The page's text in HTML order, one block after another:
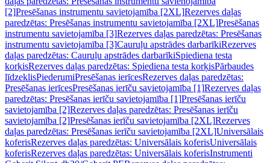
[2]Presēšanas instrumentu savietojamība [2XL]Rezerves daļas
paredzētas: Presēšanas instrumentu savietojamība [2XL]Presēšanas
instrumentu savietojamība [3]Rezerves daļas paredzētas: Presēšanas
instrumentu savietojamība [3]Cauruļu apstrādes darbarīkiRezerves
daļas paredzētas: Cauruļu apstrādes darbarīkiSpiediena testa
korķisRezerves daļas paredzētas: Spiediena testa korķisPārbaudes
līdzeklisPiederumiPresēšanas ierīcesRezerves daļas paredzētas:
Presēšanas ierīcesPresēšanas ierīču savietojamība [1]Rezerves daļas
paredzētas: Presēšanas ierīču savietojamība [1]Presēšanas ierīču
savietojamība [2]Rezerves daļas paredzētas: Presēšanas ierīču
savietojamība [2]Presēšanas ierīču savietojamība [2XL]Rezerves
daļas paredzētas: Presēšanas ierīču savietojamība [2XL]Universālais
koferisRezerves daļas paredzētas: Universālais koferisUniversālais
koferisRezerves daļas paredzētas: Universālais koferisInstrumenti